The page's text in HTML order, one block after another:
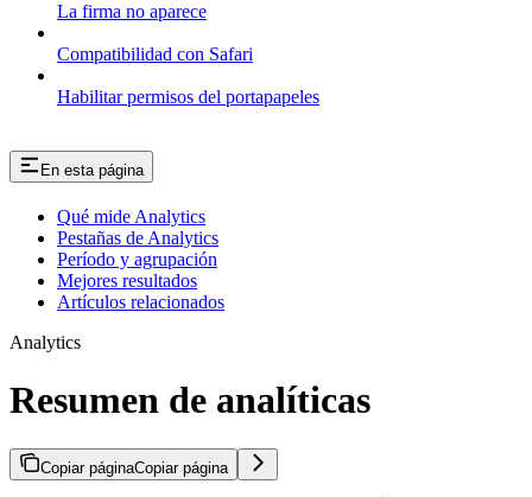
La firma no aparece
Compatibilidad con Safari
Habilitar permisos del portapapeles
En esta página
Qué mide Analytics
Pestañas de Analytics
Período y agrupación
Mejores resultados
Artículos relacionados
Analytics
Resumen de analíticas
Copiar páginaCopiar página